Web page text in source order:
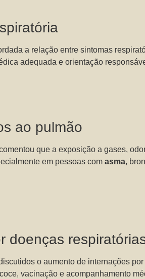
a relação entre sintomas
adequada e orientação
ao pulmão
que a exposição a gases,
em pessoas comasma,
doenças
o aumento de internações por
vacinação e acompanhamento